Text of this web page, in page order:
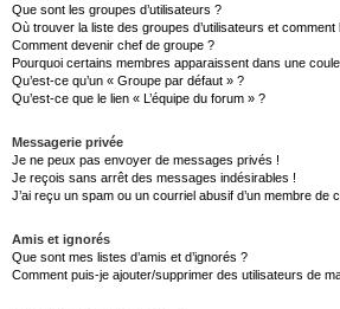
Que sont les groupes d’utilisateurs ?
Où trouver la liste des groupes d’utilisateurs et comment
Comment devenir chef de groupe ?
Pourquoi certains membres apparaissent dans une
Qu’est-ce qu’un « Groupe par défaut » ?
Qu’est-ce que le lien « L’équipe du forum » ?
Messagerie privée
Je ne peux pas envoyer de messages privés !
Je reçois sans arrêt des messages indésirables !
J’ai reçu un spam ou un courriel abusif d’un membre de
Amis et ignorés
Que sont mes listes d’amis et d’ignorés ?
Comment puis-je ajouter/supprimer des utilisateurs de